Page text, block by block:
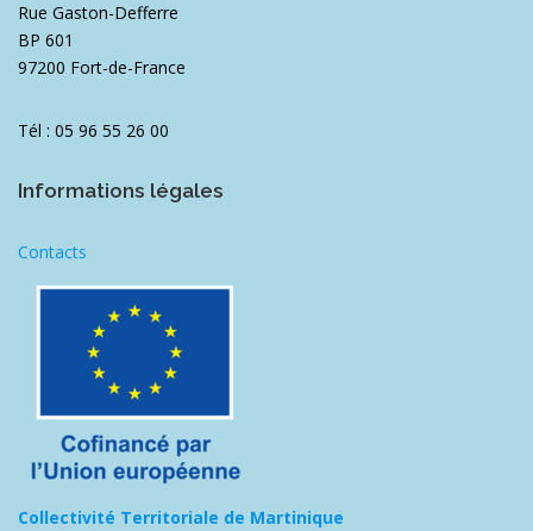
Rue Gaston-Defferre
BP 601
97200 Fort-de-France
Tél : 05 96 55 26 00
Informations légales
Contacts
Collectivité Territoriale de Martinique